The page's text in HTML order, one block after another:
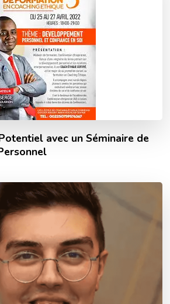
avec un Séminaire de